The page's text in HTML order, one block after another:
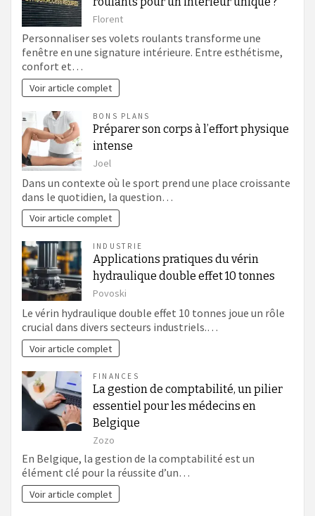
Florent
Personnaliser ses volets roulants transforme une
fenêtre en une signature intérieure. Entre esthétisme,
confort et…
Voir article complet
BONS PLANS
Préparer son corps à l’effort physique
intense
Joel
Dans un contexte où le sport prend une place croissante
dans le quotidien, la question…
Voir article complet
INDUSTRIE
Applications pratiques du vérin
hydraulique double effet 10 tonnes
Povoski
Le vérin hydraulique double effet 10 tonnes joue un rôle
crucial dans divers secteurs industriels.…
Voir article complet
FINANCES
La gestion de comptabilité, un pilier
essentiel pour les médecins en
Belgique
Zozo
En Belgique, la gestion de la comptabilité est un
élément clé pour la réussite d’un…
Voir article complet